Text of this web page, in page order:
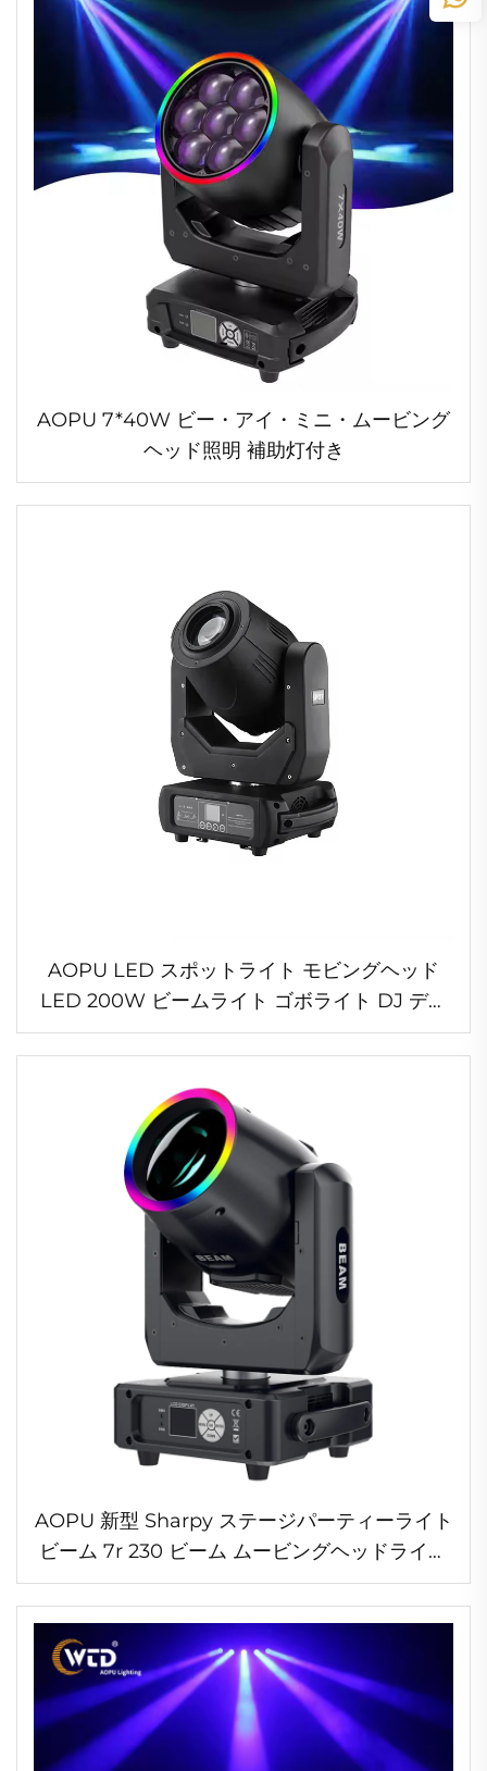
AOPU 7*40W ビー・アイ・ミニ・ムービング
ヘッド照明 補助灯付き
AOPU LED スポットライト モビングヘッド
LED 200W ビームライト ゴボライト DJ ディ
スコ用
AOPU 新型 Sharpy ステージパーティーライト
ビーム 7r 230 ビーム ムービングヘッドライト
RGB サークル付き ウェディング DJ ディスコ
クラブ用